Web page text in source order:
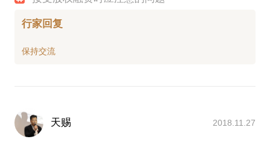
行家回复
天赐 2018.11.27